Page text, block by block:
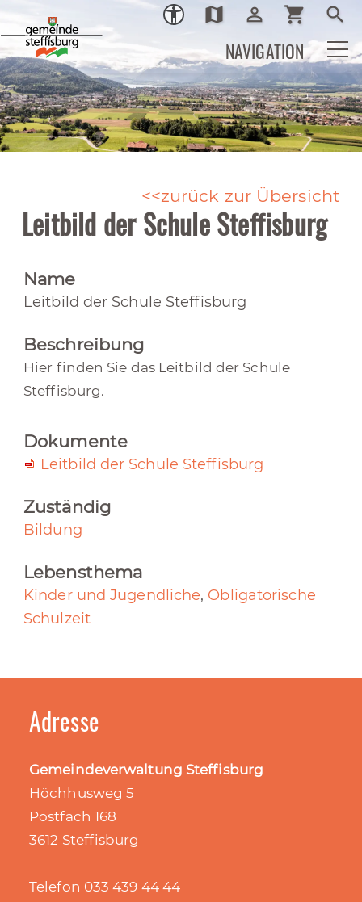
Ortsplan
map Login
person_outline shopping_cart search
NAVIGATION
zurück zur Übersicht
Leitbild der Schule Steffisburg
Name
Leitbild der Schule Steffisburg
Beschreibung
Hier finden Sie das Leitbild der Schule
Steffisburg.
Dokumente
Leitbild der Schule Steffisburg
Zuständig
Bildung
Lebensthema
Kinder und Jugendliche, Obligatorische
Schulzeit
Adresse
Gemeindeverwaltung Steffisburg
Höchhusweg 5
Postfach 168
3612 Steffisburg
Telefon 033 439 44 44